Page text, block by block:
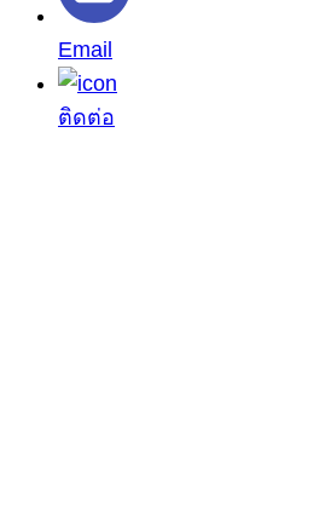
Email
ติดต่อ